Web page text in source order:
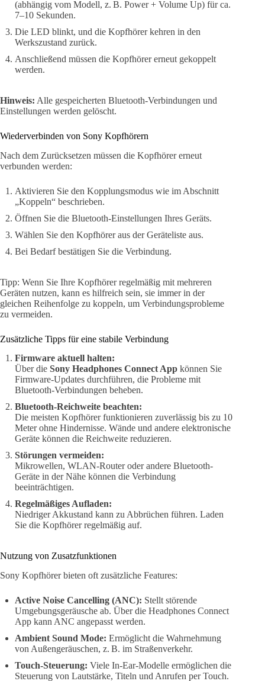
(abhängig vom Modell, z. B. Power + Volume Up) für ca.
7–10 Sekunden.
Die LED blinkt, und die Kopfhörer kehren in den
Werkszustand zurück.
Anschließend müssen die Kopfhörer erneut gekoppelt
werden.
Hinweis: Alle gespeicherten Bluetooth-Verbindungen und
Einstellungen werden gelöscht.
Wiederverbinden von Sony Kopfhörern
Nach dem Zurücksetzen müssen die Kopfhörer erneut
verbunden werden:
Aktivieren Sie den Kopplungsmodus wie im Abschnitt
„Koppeln“ beschrieben.
Öffnen Sie die Bluetooth-Einstellungen Ihres Geräts.
Wählen Sie den Kopfhörer aus der Geräteliste aus.
Bei Bedarf bestätigen Sie die Verbindung.
Tipp: Wenn Sie Ihre Kopfhörer regelmäßig mit mehreren
Geräten nutzen, kann es hilfreich sein, sie immer in der
gleichen Reihenfolge zu koppeln, um Verbindungsprobleme
zu vermeiden.
Zusätzliche Tipps für eine stabile Verbindung
Firmware aktuell halten:
Über die Sony Headphones Connect App können Sie
Firmware-Updates durchführen, die Probleme mit
Bluetooth-Verbindungen beheben.
Bluetooth-Reichweite beachten:
Die meisten Kopfhörer funktionieren zuverlässig bis zu 10
Meter ohne Hindernisse. Wände und andere elektronische
Geräte können die Reichweite reduzieren.
Störungen vermeiden:
Mikrowellen, WLAN-Router oder andere Bluetooth-
Geräte in der Nähe können die Verbindung
beeinträchtigen.
Regelmäßiges Aufladen:
Niedriger Akkustand kann zu Abbrüchen führen. Laden
Sie die Kopfhörer regelmäßig auf.
Nutzung von Zusatzfunktionen
Sony Kopfhörer bieten oft zusätzliche Features:
Active Noise Cancelling (ANC): Stellt störende
Umgebungsgeräusche ab. Über die Headphones Connect
App kann ANC angepasst werden.
Ambient Sound Mode: Ermöglicht die Wahrnehmung
von Außengeräuschen, z. B. im Straßenverkehr.
Touch-Steuerung: Viele In-Ear-Modelle ermöglichen die
Steuerung von Lautstärke, Titeln und Anrufen per Touch.